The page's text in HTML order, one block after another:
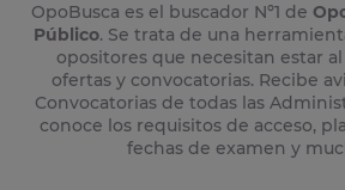
OpoBusca es el buscador Nº1 de
Público. Se trata de una
opositores que necesitan estar
ofertas y convocatorias. Recibe
Convocatorias de todas las
conoce los requisitos de acceso,
fechas de examen y